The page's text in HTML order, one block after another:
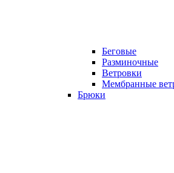
Беговые
Разминочные
Ветровки
Мембранные
Брюки